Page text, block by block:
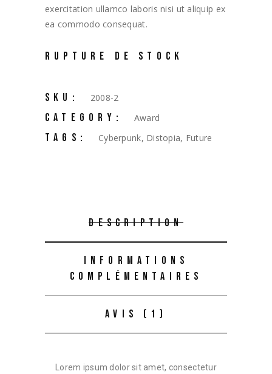
exercitation ullamco laboris nisi ut aliquip ex
ea commodo consequat.
RUPTURE DE STOCK
SKU: 2008-2
CATEGORY: Award
TAGS: Cyberpunk, Distopia, Future
DESCRIPTION
INFORMATIONS
COMPLÉMENTAIRES
AVIS (1)
Lorem ipsum dolor sit amet, consectetur